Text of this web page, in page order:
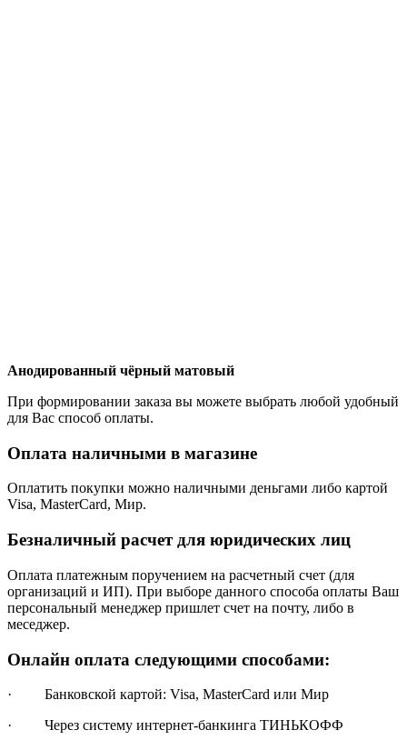
Анодированный чёрный матовый
При формировании заказа вы можете выбрать любой удобный
для Вас способ оплаты.
Оплата наличными в магазине
Оплатить покупки можно наличными деньгами либо картой
Visa, MasterCard, Мир.
Безналичный расчет для юридических лиц
Оплата платежным поручением на расчетный счет (для
организаций и ИП). При выборе данного способа оплаты Ваш
персональный менеджер пришлет счет на почту, либо в
меседжер.
Онлайн оплата следующими способами:
· Банковской картой: Visa, MasterCard или Мир
· Через систему интернет-банкинга ТИНЬКОФФ